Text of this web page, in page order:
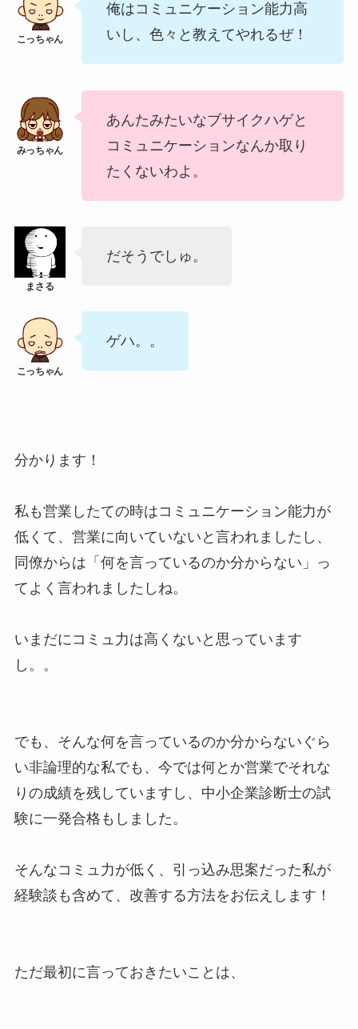
俺はコミュニケーション能力高
いし、色々と教えてやれるぜ！
あんたみたいなブサイクハゲと
コミュニケーションなんか取り
たくないわよ。
だそうでしゅ。
ゲハ。。
分かります！
私も営業したての時はコミュニケーション能力が
低くて、営業に向いていないと言われましたし、
同僚からは「何を言っているのか分からない」っ
てよく言われましたしね。
いまだにコミュ力は高くないと思っています
し。。
でも、そんな何を言っているのか分からないぐら
い非論理的な私でも、今では何とか営業でそれな
りの成績を残していますし、中小企業診断士の試
験に一発合格もしました。
そんなコミュ力が低く、引っ込み思案だった私が
経験談も含めて、改善する方法をお伝えします！
ただ最初に言っておきたいことは、